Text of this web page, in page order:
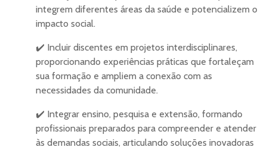
integrem diferentes áreas da saúde e potencializem o
impacto social.
✔️ Incluir discentes em projetos interdisciplinares,
proporcionando experiências práticas que fortaleçam
sua formação e ampliem a conexão com as
necessidades da comunidade.
✔️ Integrar ensino, pesquisa e extensão, formando
profissionais preparados para compreender e atender
às demandas sociais, articulando soluções inovadoras